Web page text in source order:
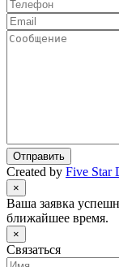
Отправить
Created by Five Star
×
Ваша заявка
ближайшее время.
×
Связаться